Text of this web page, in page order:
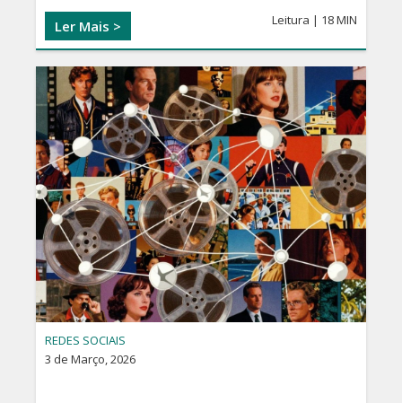
Ler Mais > Leitura | 18 MIN
REDES SOCIAIS
3 de Março, 2026